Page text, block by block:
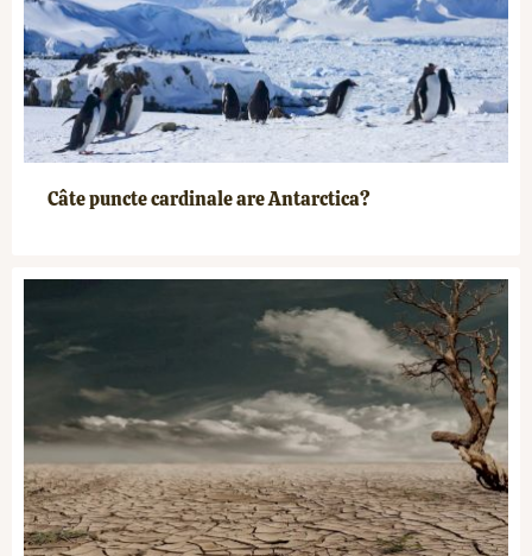
Câte puncte cardinale are Antarctica?